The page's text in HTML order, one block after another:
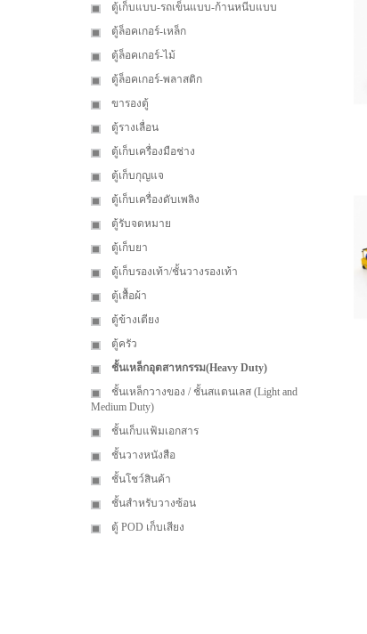
ตู้เก็บแบบ-รถเข็นแบบ-ก้านหนีบแบบ
ตู้ล็อคเกอร์-เหล็ก
ตู้ล็อคเกอร์-ไม้
ตู้ล็อคเกอร์-พลาสติก
ขารองตู้
ตู้รางเลื่อน
ตู้เก็บเครื่องมือช่าง
ตู้เก็บกุญแจ
ตู้เก็บเครื่องดับเพลิง
ตู้รับจดหมาย
ตู้เก็บยา
ตู้เก็บรองเท้า/ชั้นวางรองเท้า
ตู้เสื้อผ้า
ตู้ข้างเตียง
ตู้ครัว
ชั้นเหล็กอุตสาหกรรม(Heavy Duty)
ชั้นเหล็กวางของ / ชั้นสแตนเลส (Light and
Medium Duty)
ชั้นเก็บแฟ้มเอกสาร
ชั้นวางหนังสือ
ชั้นโชว์สินค้า
ชั้นสำหรับวางซ้อน
ตู้ POD เก็บเสียง